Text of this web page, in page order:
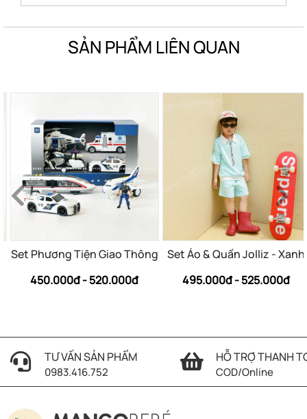
SẢN PHẨM LIÊN QUAN
Set Phương Tiện Giao Thông
450.000đ - 520.000đ
Set Áo & Quần Jolliz - Xanh
495.000đ - 525.000đ
TƯ VẤN SẢN PHẨM
0983.416.752
HỖ TRỢ THANH
COD/Online